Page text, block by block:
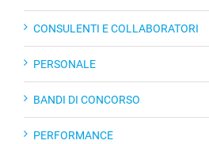
CONSULENTI E COLLABORATORI
PERSONALE
BANDI DI CONCORSO
PERFORMANCE